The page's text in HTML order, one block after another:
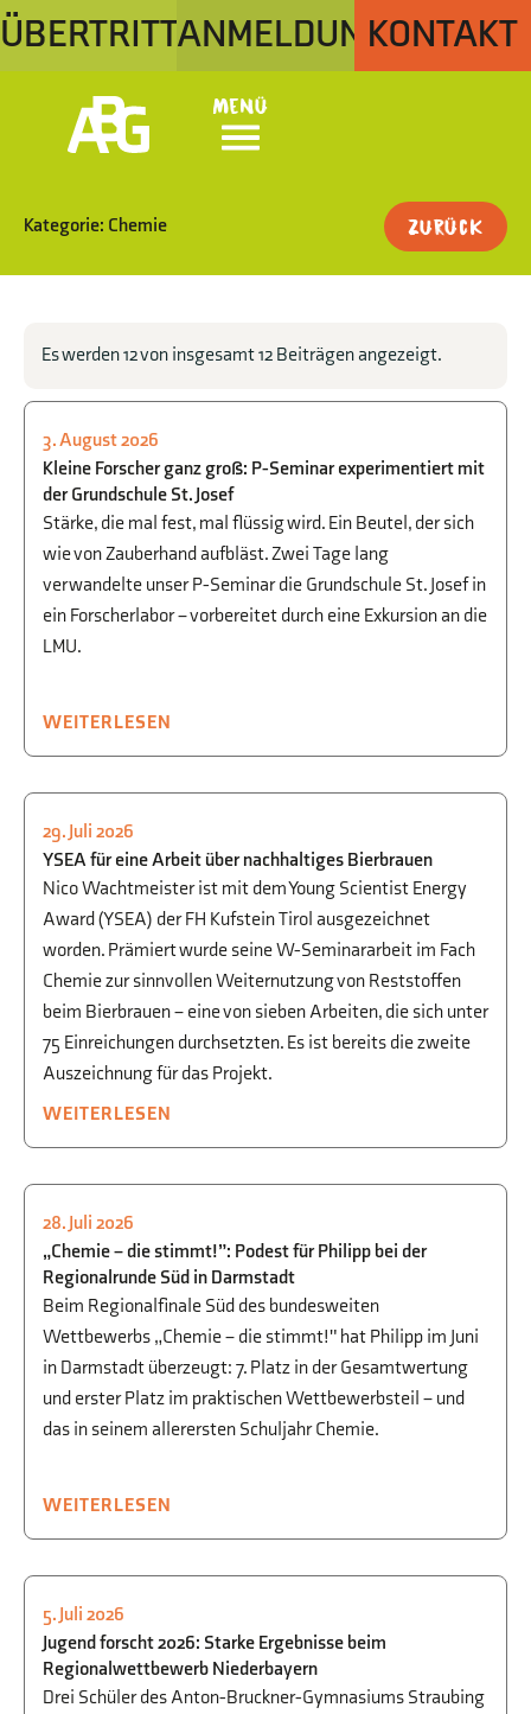
ÜBERTRITTANMELDUNGKONTAKT
Menü
Kategorie: Chemie Zurück
Es werden 12 von insgesamt 12 Beiträgen angezeigt.
CHEMIE,P-/W-SEMINAR
3. August 2026
Kleine Forscher ganz groß: P-Seminar experimentiert mit
der Grundschule St. Josef
Stärke, die mal fest, mal flüssig wird. Ein Beutel, der sich
wie von Zauberhand aufbläst. Zwei Tage lang
verwandelte unser P-Seminar die Grundschule St. Josef in
ein Forscherlabor – vorbereitet durch eine Exkursion an die
LMU.
WEITERLESEN
BEGABTENFÖRDERUNG
29. Juli 2026
YSEA für eine Arbeit über nachhaltiges Bierbrauen
Nico Wachtmeister ist mit dem Young Scientist Energy
Award (YSEA) der FH Kufstein Tirol ausgezeichnet
worden. Prämiert wurde seine W-Seminararbeit im Fach
Chemie zur sinnvollen Weiternutzung von Reststoffen
beim Bierbrauen – eine von sieben Arbeiten, die sich unter
75 Einreichungen durchsetzten. Es ist bereits die zweite
Auszeichnung für das Projekt.
WEITERLESEN
BEGABTENFÖRDERUNG
28. Juli 2026
„Chemie – die stimmt!”: Podest für Philipp bei der
Regionalrunde Süd in Darmstadt
Beim Regionalfinale Süd des bundesweiten
Wettbewerbs „Chemie – die stimmt!" hat Philipp im Juni
in Darmstadt überzeugt: 7. Platz in der Gesamtwertung
und erster Platz im praktischen Wettbewerbsteil – und
das in seinem allerersten Schuljahr Chemie.
WEITERLESEN
BEGABTENFÖRDERUNG
5. Juli 2026
Jugend forscht 2026: Starke Ergebnisse beim
Regionalwettbewerb Niederbayern
Drei Schüler des Anton-Bruckner-Gymnasiums Straubing